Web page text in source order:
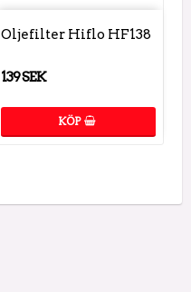
Oljefilter Hiflo HF138
139 SEK
KÖP